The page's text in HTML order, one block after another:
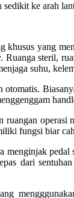
ke arah
yang
steril,
suhu,
fungsi biar
dari